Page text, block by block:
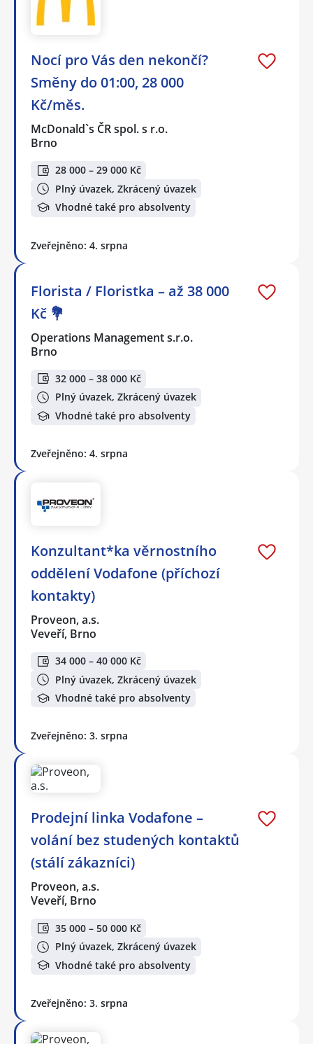
Nocí pro Vás den nekončí?
Směny do 01:00, 28 000
Kč/měs.
McDonald`s ČR spol. s r.o.
Brno
28 000 – 29 000 Kč
Plný úvazek, Zkrácený úvazek
Vhodné také pro absolventy
Zveřejněno: 4. srpna
Florista / Floristka – až 38 000
Kč 💐
Operations Management s.r.o.
Brno
32 000 – 38 000 Kč
Plný úvazek, Zkrácený úvazek
Vhodné také pro absolventy
Zveřejněno: 4. srpna
Konzultant*ka věrnostního
oddělení Vodafone (příchozí
kontakty)
Proveon, a.s.
Veveří, Brno
34 000 – 40 000 Kč
Plný úvazek, Zkrácený úvazek
Vhodné také pro absolventy
Zveřejněno: 3. srpna
Prodejní linka Vodafone –
volání bez studených kontaktů
(stálí zákazníci)
Proveon, a.s.
Veveří, Brno
35 000 – 50 000 Kč
Plný úvazek, Zkrácený úvazek
Vhodné také pro absolventy
Zveřejněno: 3. srpna